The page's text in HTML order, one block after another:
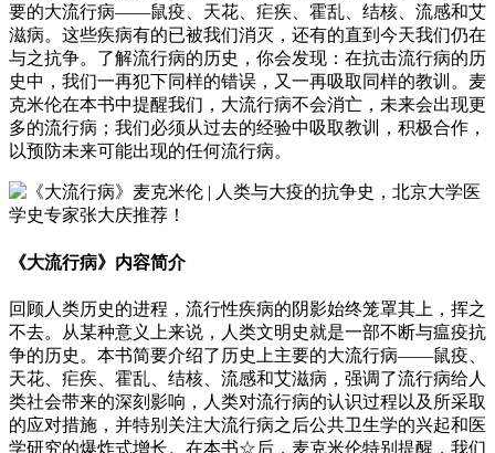
要的大流行病——鼠疫、天花、疟疾、霍乱、结核、流感和艾
滋病。这些疾病有的已被我们消灭，还有的直到今天我们仍在
与之抗争。了解流行病的历史，你会发现：在抗击流行病的历
史中，我们一再犯下同样的错误，又一再吸取同样的教训。麦
克米伦在本书中提醒我们，大流行病不会消亡，未来会出现更
多的流行病；我们必须从过去的经验中吸取教训，积极合作，
以预防未来可能出现的任何流行病。
《大流行病》内容简介
回顾人类历史的进程，流行性疾病的阴影始终笼罩其上，挥之
不去。从某种意义上来说，人类文明史就是一部不断与瘟疫抗
争的历史。本书简要介绍了历史上主要的大流行病——鼠疫、
天花、疟疾、霍乱、结核、流感和艾滋病，强调了流行病给人
类社会带来的深刻影响，人类对流行病的认识过程以及所采取
的应对措施，并特别关注大流行病之后公共卫生学的兴起和医
学研究的爆炸式增长。在本书☆后，麦克米伦特别提醒，我们